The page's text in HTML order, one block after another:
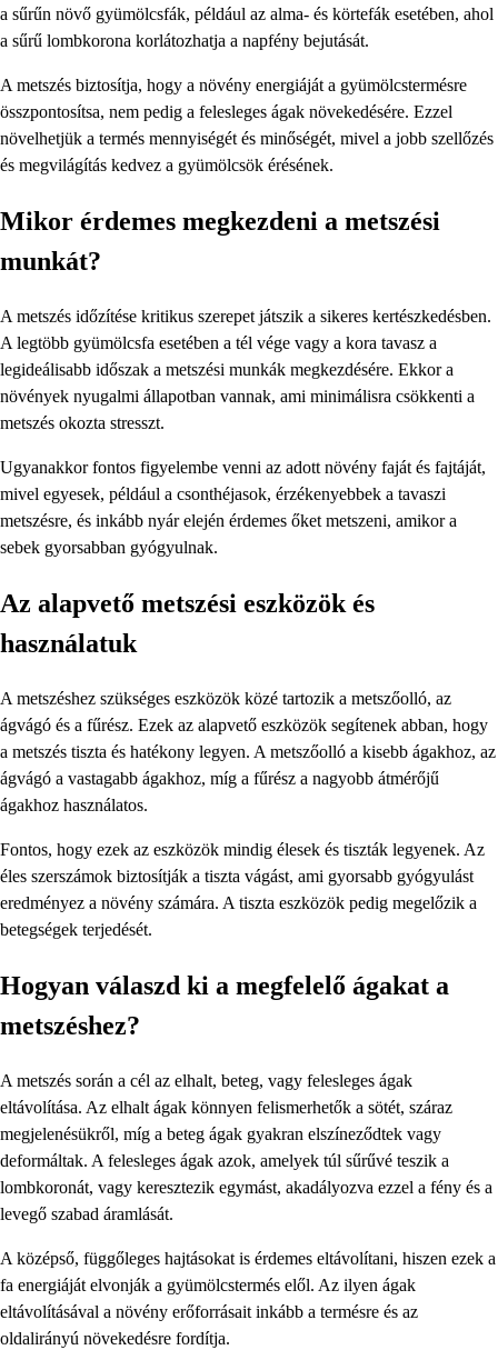
a sűrűn növő gyümölcsfák, például az alma- és körtefák esetében, ahol
a sűrű lombkorona korlátozhatja a napfény bejutását.
A metszés biztosítja, hogy a növény energiáját a gyümölcstermésre
összpontosítsa, nem pedig a felesleges ágak növekedésére. Ezzel
növelhetjük a termés mennyiségét és minőségét, mivel a jobb szellőzés
és megvilágítás kedvez a gyümölcsök érésének.
Mikor érdemes megkezdeni a metszési
munkát?
A metszés időzítése kritikus szerepet játszik a sikeres kertészkedésben.
A legtöbb gyümölcsfa esetében a tél vége vagy a kora tavasz a
legideálisabb időszak a metszési munkák megkezdésére. Ekkor a
növények nyugalmi állapotban vannak, ami minimálisra csökkenti a
metszés okozta stresszt.
Ugyanakkor fontos figyelembe venni az adott növény faját és fajtáját,
mivel egyesek, például a csonthéjasok, érzékenyebbek a tavaszi
metszésre, és inkább nyár elején érdemes őket metszeni, amikor a
sebek gyorsabban gyógyulnak.
Az alapvető metszési eszközök és
használatuk
A metszéshez szükséges eszközök közé tartozik a metszőolló, az
ágvágó és a fűrész. Ezek az alapvető eszközök segítenek abban, hogy
a metszés tiszta és hatékony legyen. A metszőolló a kisebb ágakhoz, az
ágvágó a vastagabb ágakhoz, míg a fűrész a nagyobb átmérőjű
ágakhoz használatos.
Fontos, hogy ezek az eszközök mindig élesek és tiszták legyenek. Az
éles szerszámok biztosítják a tiszta vágást, ami gyorsabb gyógyulást
eredményez a növény számára. A tiszta eszközök pedig megelőzik a
betegségek terjedését.
Hogyan válaszd ki a megfelelő ágakat a
metszéshez?
A metszés során a cél az elhalt, beteg, vagy felesleges ágak
eltávolítása. Az elhalt ágak könnyen felismerhetők a sötét, száraz
megjelenésükről, míg a beteg ágak gyakran elszíneződtek vagy
deformáltak. A felesleges ágak azok, amelyek túl sűrűvé teszik a
lombkoronát, vagy keresztezik egymást, akadályozva ezzel a fény és a
levegő szabad áramlását.
A középső, függőleges hajtásokat is érdemes eltávolítani, hiszen ezek a
fa energiáját elvonják a gyümölcstermés elől. Az ilyen ágak
eltávolításával a növény erőforrásait inkább a termésre és az
oldalirányú növekedésre fordítja.